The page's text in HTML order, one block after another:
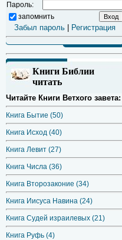
Пароль:
запомнить
Забыл пароль Регистрация
Книги Библии
читать
Читайте Книги Ветхого завета:
Книга Бытие (50)
Книга Исход (40)
Книга Левит (27)
Книга Числа (36)
Книга Второзаконие (34)
Книга Иисуса Навина (24)
Книга Судей израилевых (21)
Книга Руфь (4)